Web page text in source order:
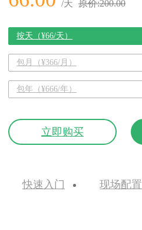
/天 原价:200.00
按天（¥66/天）
包月（¥366/月）
包年（¥666/年）
立即购买
快速入门 现场配置